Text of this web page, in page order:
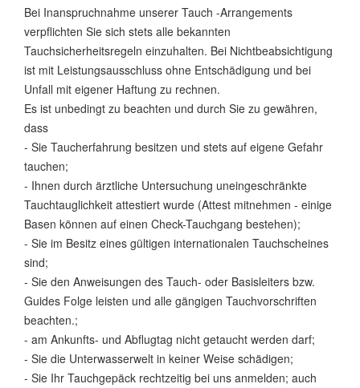
Bei Inanspruchnahme unserer Tauch -Arrangements
verpflichten Sie sich stets alle bekannten
Tauchsicherheitsregeln einzuhalten. Bei Nichtbeabsichtigung
ist mit Leistungsausschluss ohne Entschädigung und bei
Unfall mit eigener Haftung zu rechnen.
Es ist unbedingt zu beachten und durch Sie zu gewähren,
dass
- Sie Taucherfahrung besitzen und stets auf eigene Gefahr
tauchen;
- Ihnen durch ärztliche Untersuchung uneingeschränkte
Tauchtauglichkeit attestiert wurde (Attest mitnehmen - einige
Basen können auf einen Check-Tauchgang bestehen);
- Sie im Besitz eines gültigen internationalen Tauchscheines
sind;
- Sie den Anweisungen des Tauch- oder Basisleiters bzw.
Guides Folge leisten und alle gängigen Tauchvorschriften
beachten.;
- am Ankunfts- und Abflugtag nicht getaucht werden darf;
- Sie die Unterwasserwelt in keiner Weise schädigen;
- Sie Ihr Tauchgepäck rechtzeitig bei uns anmelden; auch